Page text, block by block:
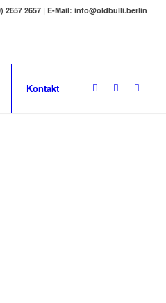
2657 2657 | E-Mail: info@oldbulli.berlin
Kontakt